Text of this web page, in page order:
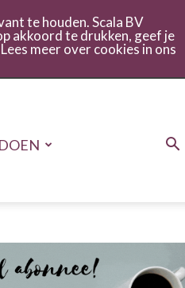
DOEN
te houden. Scala BV
akkoord te drukken, geef je
meer over cookies in ons